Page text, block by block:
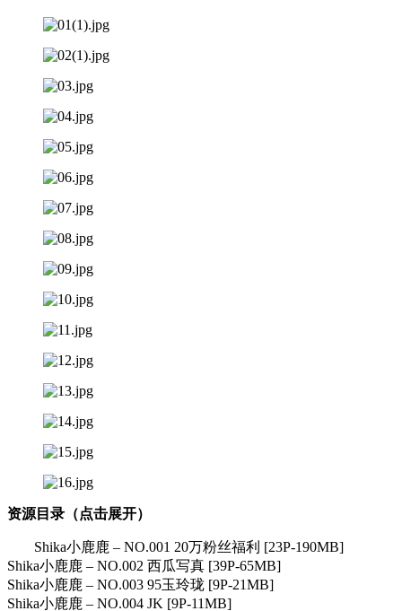
资源目录（点击展开）
Shika小鹿鹿 – NO.001 20万粉丝福利 [23P-190MB]
Shika小鹿鹿 – NO.002 西瓜写真 [39P-65MB]
Shika小鹿鹿 – NO.003 95玉玲珑 [9P-21MB]
Shika小鹿鹿 – NO.004 JK [9P-11MB]